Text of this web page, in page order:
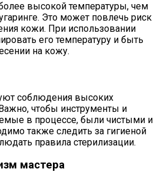
высокой температуры, чем
Это может повлечь риск
кожи. При использовании
его температуру и быть
на кожу.
соблюдения высоких
чтобы инструменты и
в процессе, были чистыми и
также следить за гигиеной
правила стерилизации.
мастера